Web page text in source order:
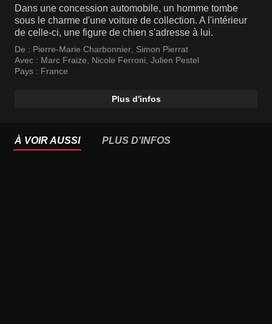
Dans une concession automobile, un homme tombe
sous le charme d'une voiture de collection. A l'intérieur
de celle-ci, une figure de chien s'adresse à lui.
De : Pierre-Marie Charbonnier Simon Pierrat
Avec : Marc Fraize Nicole Ferroni Julien Pestel
Pays : France
Plus d'infos
À VOIR AUSSI PLUS D'INFOS